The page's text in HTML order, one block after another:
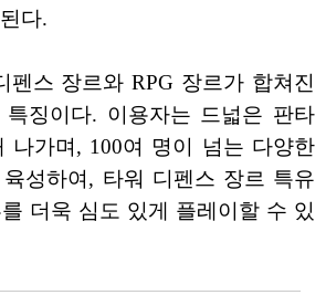
다.
펜스 장르와 RPG 장르가 합쳐진
징이다. 이용자는 드넓은 판타
나가며, 100여 명이 넘는 다양한
성하여, 타워 디펜스 장르 특유
더욱 심도 있게 플레이할 수 있